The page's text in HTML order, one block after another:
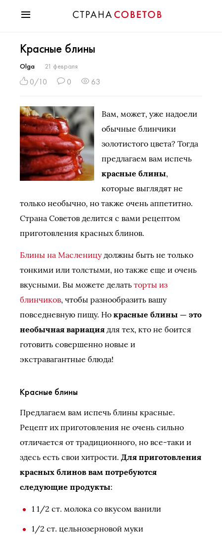
Мода
Звезды
Гороскопы
Психология
Хобби
Разное
Праздники
Красные блины
Olga 21 февраля
0/10 0 63
Вам, может, уже надоели
обычные блинчики
золотистого цвета? Тогда
предлагаем вам испечь
красные блины,
которые выглядят не
только необычно, но также очень аппетитно.
Страна Советов делится с вами рецептом
приготовления красных блинов.
Блины на Масленицудолжны быть не только
тонкими или толстыми, но также еще и очень
вкусными. Вы можете делать торты из
блинчиков, чтобы разнообразить вашу
повседневную пищу. Но красные блины — это
необычная вариация для тех, кто не боится
готовить совершенно новые и
экстравагантные блюда!
Красные блины
Предлагаем вам испечь блины красные.
Рецепт их приготовления не очень сильно
отличается от традиционного, но все-таки и
здесь есть свои хитрости. Для приготовления
красных блинов вам потребуются
следующие продукты:
1 1/2 ст. молока со вкусом ванили
1/2 ст. цельнозерновой муки